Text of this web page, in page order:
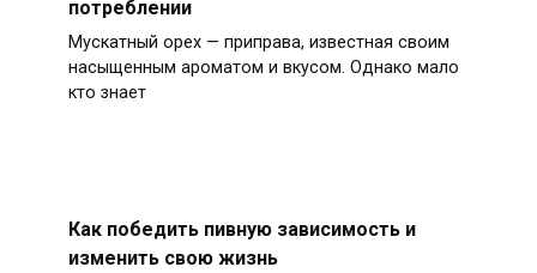
потреблении
Мускатный орех — приправа, известная своим
насыщенным ароматом и вкусом. Однако мало
кто знает
Как победить пивную зависимость и
изменить свою жизнь